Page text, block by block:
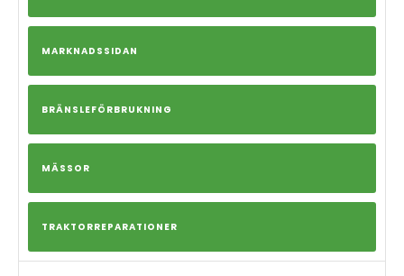
MARKNADSSIDAN
BRÄNSLEFÖRBRUKNING
MÄSSOR
TRAKTORREPARATIONER